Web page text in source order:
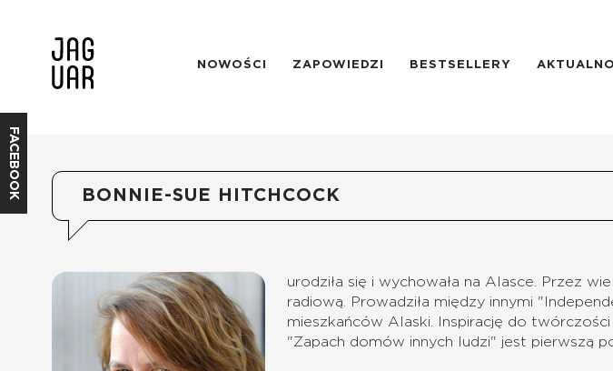
NOWOŚCI ZAPOWIEDZI BESTSELLERY
FACEBOOK BONNIE-SUE HITCHCOCK
urodziła się i wychowała na Alasce. Przez
radiową. Prowadziła między innymi
mieszkańców Alaski. Inspirację do
"Zapach domów innych ludzi" jest pierwszą